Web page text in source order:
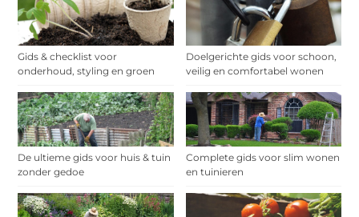
Gids & checklist voor
onderhoud, styling en groen
Doelgerichte gids voor schoon,
veilig en comfortabel wonen
De ultieme gids voor huis & tuin
zonder gedoe
Complete gids voor slim wonen
en tuinieren